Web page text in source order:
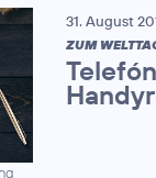
31. August
ZUM